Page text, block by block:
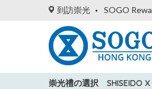
到訪崇光 SOGO
崇光禮の選択 SHISEIDO